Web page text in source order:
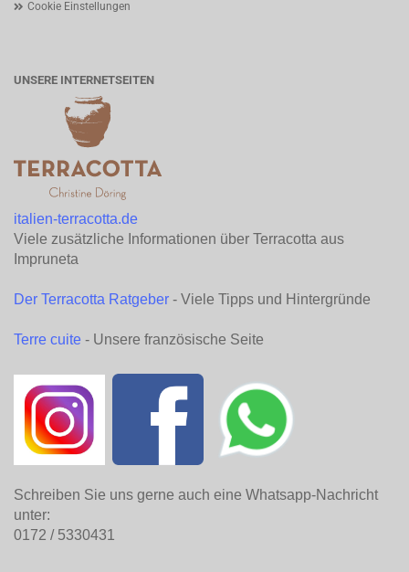
Cookie Einstellungen
UNSERE INTERNETSEITEN
italien-terracotta.de
Viele zusätzliche Informationen über Terracotta aus
Impruneta
Der Terracotta Ratgeber - Viele Tipps und Hintergründe
Terre cuite - Unsere französische Seite
Schreiben Sie uns gerne auch eine Whatsapp-Nachricht
unter:
0172 / 5330431